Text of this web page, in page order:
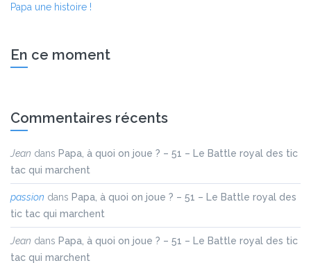
Papa une histoire !
En ce moment
Commentaires récents
Jean dans Papa, à quoi on joue ? – 51 – Le Battle royal des tic
tac qui marchent
passion dans Papa, à quoi on joue ? – 51 – Le Battle royal des
tic tac qui marchent
Jean dans Papa, à quoi on joue ? – 51 – Le Battle royal des tic
tac qui marchent